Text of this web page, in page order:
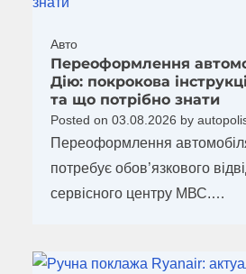
Авто
Переоформлення
Дію: покрокова
та що потрібно знати
Posted on 03.08.2026 by
Переоформлення
потребує обов’язкового
сервісного центру МВС.…